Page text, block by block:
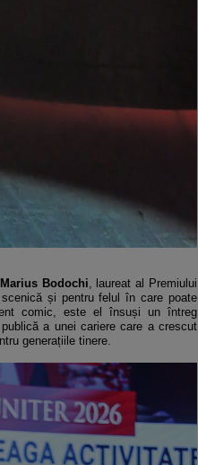
Marius Bodochi, laureat al Premiului
și pentru felul în care poate
comic, este el însuși un întreg
a unei cariere care a crescut
generațiile tinere.